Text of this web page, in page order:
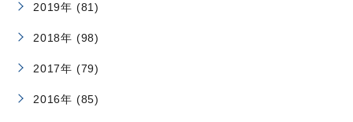
2019年 (81)
2018年 (98)
2017年 (79)
2016年 (85)